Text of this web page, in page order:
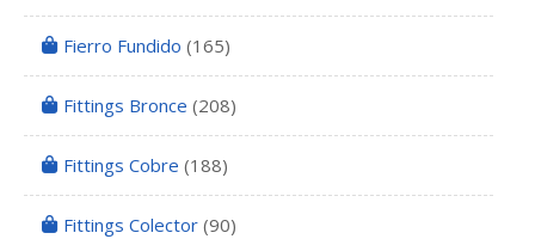
Fierro Fundido (165)
Fittings Bronce (208)
Fittings Cobre (188)
Fittings Colector (90)